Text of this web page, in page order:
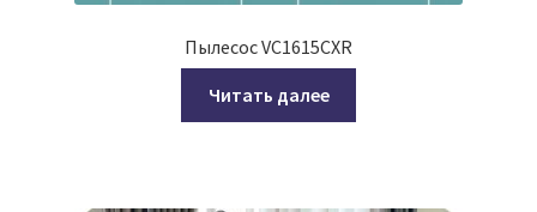
Пылесос VC1615CXR
Читать далее